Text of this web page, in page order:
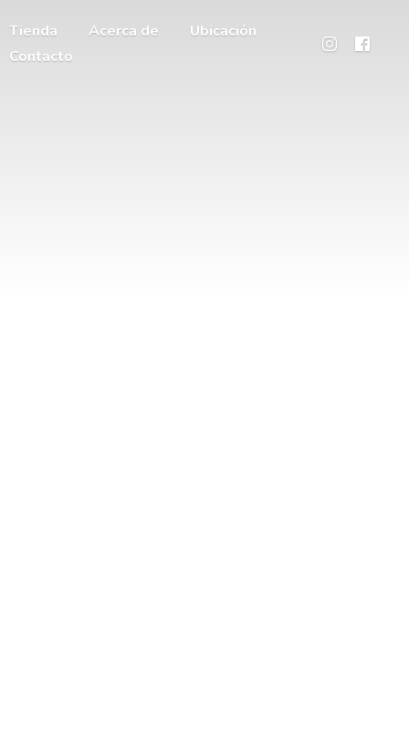
Tienda Acerca de
Ubicación
Contacto